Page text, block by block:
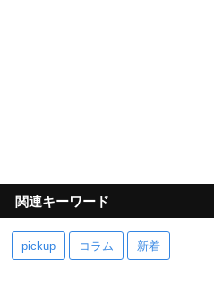
関連キーワード
pickup コラム 新着